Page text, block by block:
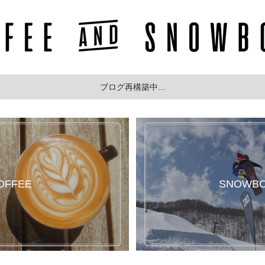
ブログ再構築中...